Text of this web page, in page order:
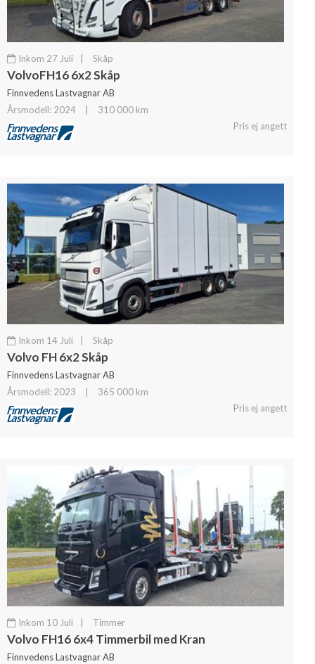
Inkom 27 Juli Skåp
VolvoFH16 6x2 Skåp
Finnvedens Lastvagnar AB
Årsmodell: 2024
310 000 km
Pris ej angett
Inkom 14 Juli Skåp
Volvo FH 6x2 Skåp
Finnvedens Lastvagnar AB
Årsmodell: 2023
365 000 km
Pris ej angett
Inkom 10 Juli Timmer
Volvo FH16 6x4 Timmerbil med Kran
Finnvedens Lastvagnar AB